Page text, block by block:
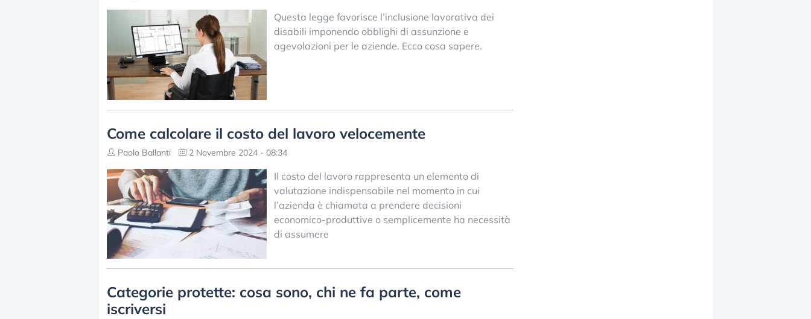
Questa legge favorisce l’inclusione lavorativa dei
disabili imponendo obblighi di assunzione e
agevolazioni per le aziende. Ecco cosa sapere.
Come calcolare il costo del lavoro velocemente
Paolo Ballanti 2 Novembre 2024 - 08:34
Il costo del lavoro rappresenta un elemento di
valutazione indispensabile nel momento in cui
l’azienda è chiamata a prendere decisioni
economico-produttive o semplicemente ha necessità
di assumere
Categorie protette: cosa sono, chi ne fa parte, come
iscriversi